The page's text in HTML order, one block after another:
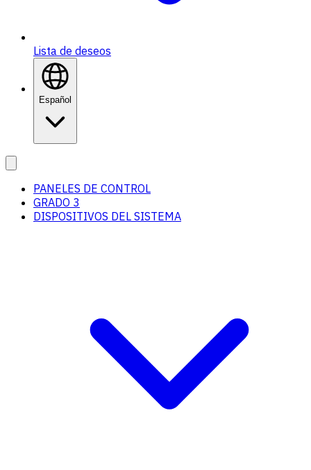
Lista de deseos
Español
PANELES DE CONTROL
GRADO 3
DISPOSITIVOS DEL SISTEMA